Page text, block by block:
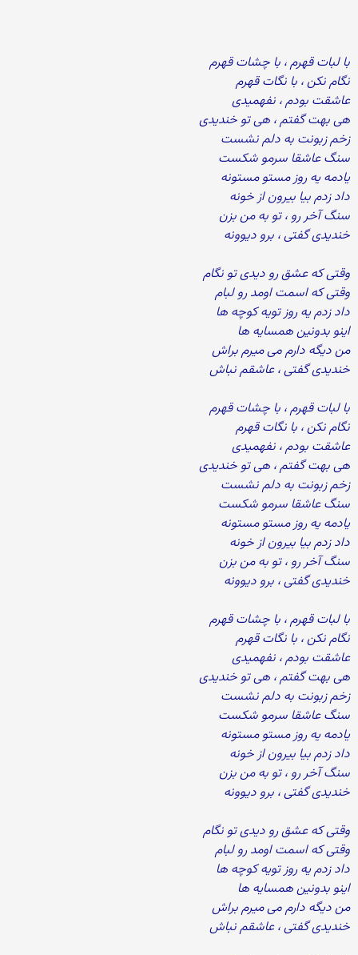
با لبات قهرم ، با چشات قهرم
نگام نکن ، با نگات قهرم
عاشقت بودم ، نفهمیدی
هی بهت گفتم ، هی تو خندیدی
زخم زبونت به دلم نشست
سنگ عاشقا سرمو شکست
یادمه یه روز مستو مستونه
داد زدم بیا بیرون از خونه
سنگ آخر رو ، تو به من بزن
خندیدی گفتی ، برو دیوونه
وقتی که عشق رو دیدی تو نگام
وقتی که اسمت اومد رو لبام
داد زدم یه روز تویه کوچه ها
اینو بدونین همسایه ها
من دیگه دارم می میرم براش
خندیدی گفتی ، عاشقم نباش
با لبات قهرم ، با چشات قهرم
نگام نکن ، با نگات قهرم
عاشقت بودم ، نفهمیدی
هی بهت گفتم ، هی تو خندیدی
زخم زبونت به دلم نشست
سنگ عاشقا سرمو شکست
یادمه یه روز مستو مستونه
داد زدم بیا بیرون از خونه
سنگ آخر رو ، تو به من بزن
خندیدی گفتی ، برو دیوونه
با لبات قهرم ، با چشات قهرم
نگام نکن ، با نگات قهرم
عاشقت بودم ، نفهمیدی
هی بهت گفتم ، هی تو خندیدی
زخم زبونت به دلم نشست
سنگ عاشقا سرمو شکست
یادمه یه روز مستو مستونه
داد زدم بیا بیرون از خونه
سنگ آخر رو ، تو به من بزن
خندیدی گفتی ، برو دیوونه
وقتی که عشق رو دیدی تو نگام
وقتی که اسمت اومد رو لبام
داد زدم یه روز تویه کوچه ها
اینو بدونین همسایه ها
من دیگه دارم می میرم براش
خندیدی گفتی ، عاشقم نباش